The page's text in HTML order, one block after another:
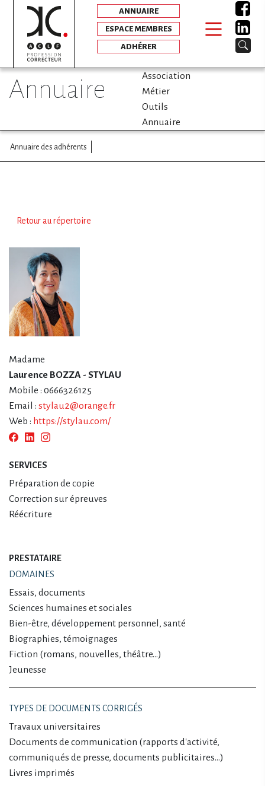
ANNUAIRE
ESPACE MEMBRES
ADHÉRER
annuaire
Association
Métier
Outils
Annuaire
Annuaire des adhérents
Retour au répertoire
Madame
Laurence BOZZA - STYLAU
Mobile : 0666326125
Email : stylau2@orange.fr
Web : https://stylau.com/
SERVICES
Préparation de copie
Correction sur épreuves
Réécriture
PRESTATAIRE
DOMAINES
Essais, documents
Sciences humaines et sociales
Bien-être, développement personnel, santé
Biographies, témoignages
Fiction (romans, nouvelles, théâtre…)
Jeunesse
TYPES DE DOCUMENTS CORRIGÉS
Travaux universitaires
Documents de communication (rapports d'activité,
communiqués de presse, documents publicitaires…)
Livres imprimés